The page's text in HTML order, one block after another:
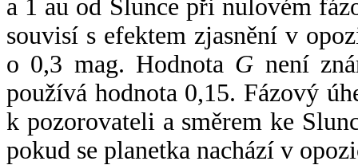
a 1 au od Slunce při nulovém
souvisí s efektem zjasnění v
o 0,3 mag. Hodnota G není
používá hodnota 0,15. Fázový
k pozorovateli a směrem ke
pokud se planetka nachází v